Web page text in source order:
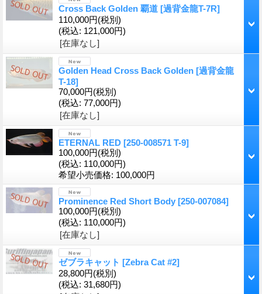
Cross Back Golden 覇道 [過背金龍T-7R]
110,000円(税別)
(税込: 121,000円)
[在庫なし]
Golden Head Cross Back Golden [過背金龍
T-18]
70,000円(税別)
(税込: 77,000円)
[在庫なし]
ETERNAL RED [250-008571 T-9]
100,000円(税別)
(税込: 110,000円)
希望小売価格: 100,000円
Prominence Red Short Body [250-007084]
100,000円(税別)
(税込: 110,000円)
[在庫なし]
ゼブラキャット [Zebra Cat #2]
28,800円(税別)
(税込: 31,680円)